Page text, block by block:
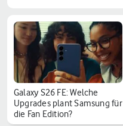
Galaxy S26 FE: Welche
Upgrades plant Samsung für
die Fan Edition?